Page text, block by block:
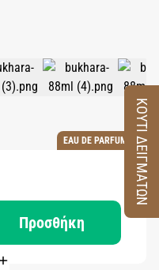
EAU DE PARFUM
Προσθήκη
ΚΟΥΤΙ ΔΕΙΓΜΑΤΩΝ